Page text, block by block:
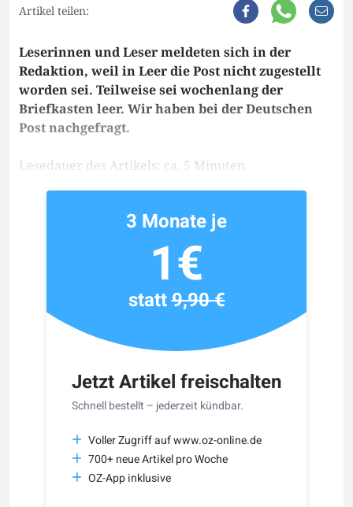
Artikel teilen:
Leserinnen und Leser meldeten sich in der
Redaktion, weil in Leer die Post nicht zugestellt
worden sei. Teilweise sei wochenlang der
Briefkasten leer. Wir haben bei der Deutschen
Post nachgefragt.
Lesedauer des Artikels: ca. 5 Minuten
Jetzt Artikel freischalten
Schnell bestellt – jederzeit kündbar.
Voller Zugriff auf www.oz-online.de
700+ neue Artikel pro Woche
OZ-App inklusive
3 Monate je
1€
statt9,90 €